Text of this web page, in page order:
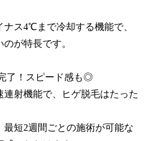
ス4℃まで冷却する機能で、
が特長です。
了！スピード感も◎
連射機能で、ヒゲ脱毛はたった
短2週間ごとの施術が可能な